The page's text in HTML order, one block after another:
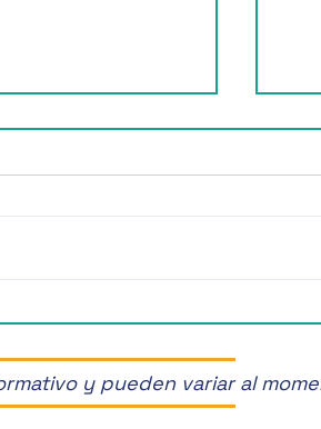
y pueden variar al